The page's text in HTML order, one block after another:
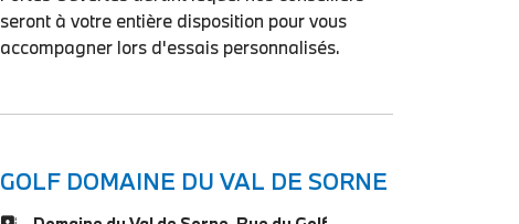
seront à votre entière disposition pour vous
accompagner lors d'essais personnalisés.
GOLF DOMAINE DU VAL DE SORNE